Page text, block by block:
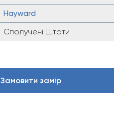
Hayward
Сполучені Штати
Замовити замір